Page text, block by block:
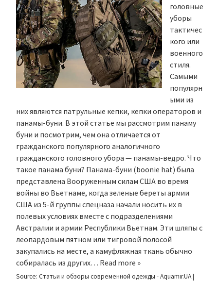
головные
уборы
тактичес
кого или
военного
стиля.
Самыми
популярн
ыми из
них являются патрульные кепки, кепки операторов и
панамы-буни. В этой статье мы рассмотрим панаму
буни и посмотрим, чем она отличается от
гражданского популярного аналогичного
гражданского головного убора — панамы-ведро. Что
такое панама буни? Панама-буни (boonie hat) была
представлена Вооруженным силам США во время
войны во Вьетнаме, когда зеленые береты армии
США из 5-й группы спецназа начали носить их в
полевых условиях вместе с подразделениями
Австралии и армии Республики Вьетнам. Эти шляпы с
леопардовым пятном или тигровой полосой
закупались на месте, а камуфляжная ткань обычно
собиралась из других… Read more »
Source: Статьи и обзоры современной одежды - Aquamir.UA|